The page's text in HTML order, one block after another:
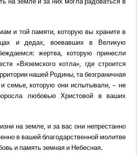
и той памяти, которую вы храните в
и дедах, воевавших в Великую
жертва, которую принесли
«Вяземского котла», где строится
нашей Родины, та безграничная
семье, которую они испытывали, – не
любовью Христовой в ваших
на земле, и за вас они непрестанно
в вашей благодарственной молитве
и память земная и Небесная.